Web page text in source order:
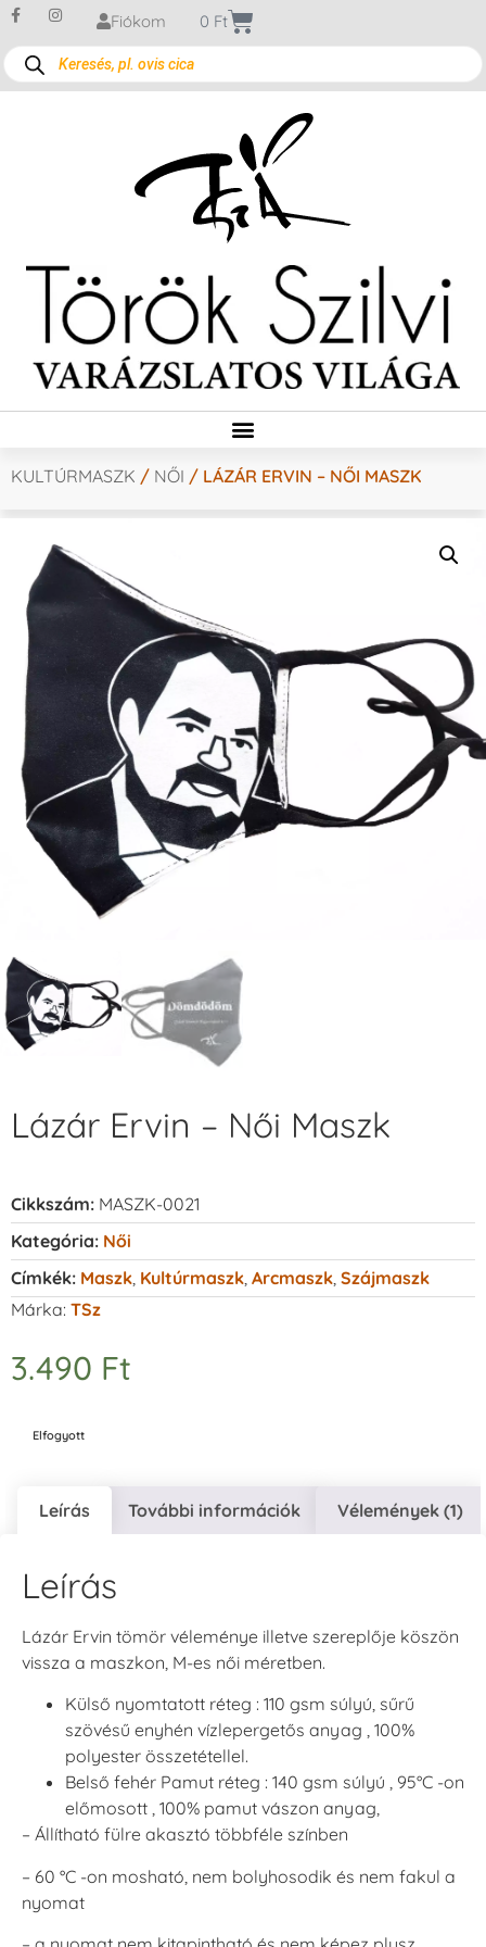
Fiókom 0 Ft
KULTÚRMASZK / NŐI / LÁZÁR ERVIN – NŐI MASZK
Lázár Ervin – Női Maszk
Cikkszám: MASZK-0021
Kategória: Női
Címkék: Maszk, Kultúrmaszk, Arcmaszk, Szájmaszk
Márka: TSz
3.490 Ft
Elfogyott
Leírás További információk Vélemények (1)
Leírás
Lázár Ervin tömör véleménye illetve szereplője köszön
vissza a maszkon, M-es női méretben.
Külső nyomtatott réteg : 110 gsm súlyú, sűrű
szövésű enyhén vízlepergetős anyag , 100%
polyester összetétellel.
Belső fehér Pamut réteg : 140 gsm súlyú , 95°C -on
előmosott , 100% pamut vászon anyag,
– Állítható fülre akasztó többféle színben
– 60 °C -on mosható, nem bolyhosodik és nem fakul a
nyomat